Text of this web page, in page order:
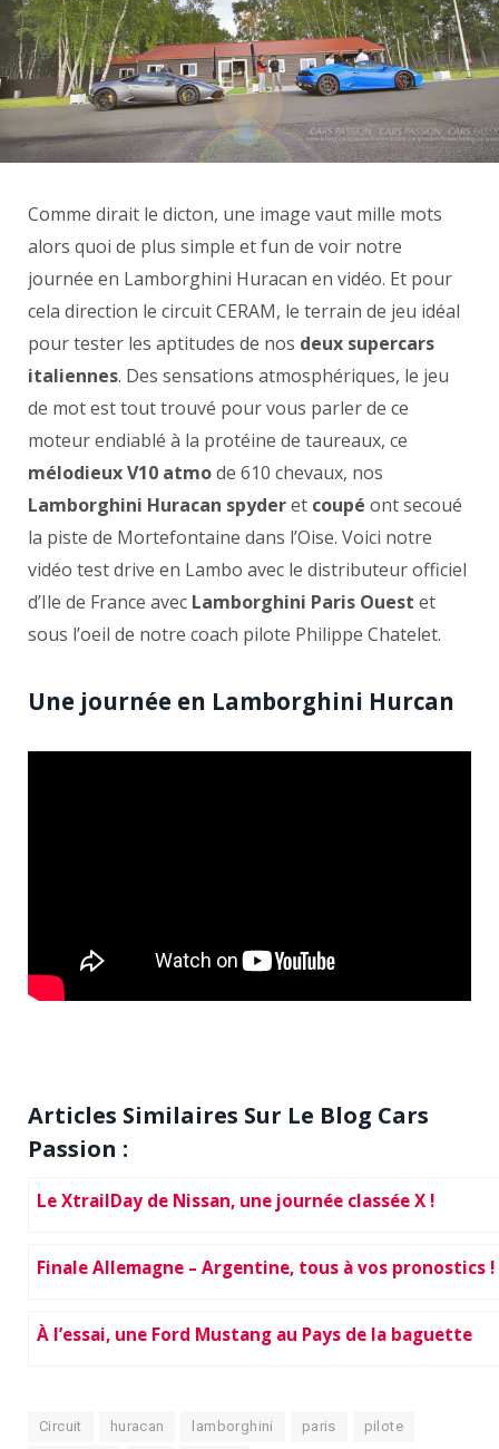
Comme dirait le dicton, une image vaut mille mots
alors quoi de plus simple et fun de voir notre
journée en Lamborghini Huracan en vidéo. Et pour
cela direction le circuit CERAM, le terrain de jeu idéal
pour tester les aptitudes de nos deux supercars
italiennes. Des sensations atmosphériques, le jeu
de mot est tout trouvé pour vous parler de ce
moteur endiablé à la protéine de taureaux, ce
mélodieux V10 atmode 610 chevaux, nos
Lamborghini Huracan spyderet coupé ont secoué
la piste de Mortefontaine dans l’Oise. Voici notre
vidéo test drive en Lambo avec le distributeur officiel
d’Ile de France avec Lamborghini Paris Ouest et
sous l’oeil de notre coach pilote Philippe Chatelet.
Une journée en Lamborghini Hurcan
Articles Similaires Sur Le Blog Cars
Passion :
Le XtrailDay de Nissan, une journée classée X !
Finale Allemagne – Argentine, tous à vos pronostics !
À l’essai, une Ford Mustang au Pays de la baguette
Circuit huracan lamborghini paris pilote